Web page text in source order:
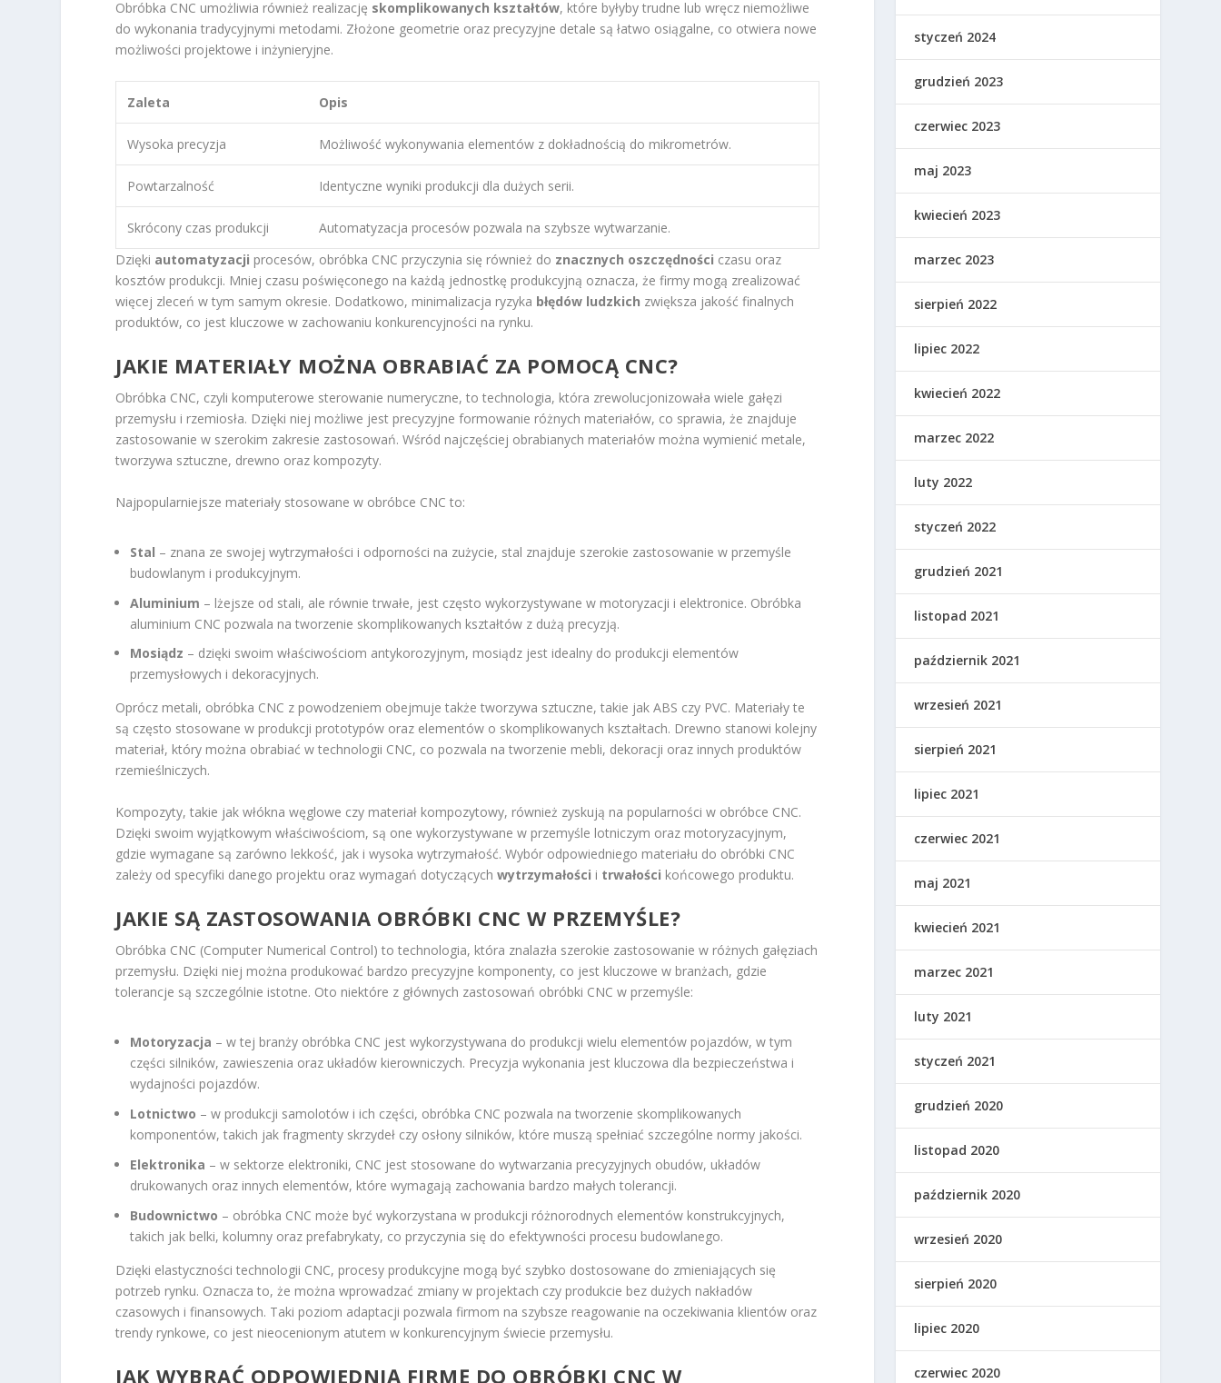
Obróbka CNC umożliwia również realizację skomplikowanych kształtów, które byłyby trudne lub wręcz niemożliwe
do wykonania tradycyjnymi metodami. Złożone geometrie oraz precyzyjne detale są łatwo osiągalne, co otwiera nowe
możliwości projektowe i inżynieryjne.
Zaleta Opis
Wysoka precyzja Możliwość wykonywania elementów z dokładnością do mikrometrów.
Powtarzalność Identyczne wyniki produkcji dla dużych serii.
Skrócony czas produkcji
Automatyzacja procesów pozwala na szybsze wytwarzanie.
Dzięki automatyzacji procesów, obróbka CNC przyczynia się również do znacznych oszczędności czasu oraz
kosztów produkcji. Mniej czasu poświęconego na każdą jednostkę produkcyjną oznacza, że firmy mogą zrealizować
więcej zleceń w tym samym okresie. Dodatkowo, minimalizacja ryzyka błędów ludzkich zwiększa jakość finalnych
produktów, co jest kluczowe w zachowaniu konkurencyjności na rynku.
JAKIE MATERIAŁY MOŻNA OBRABIAĆ ZA POMOCĄ CNC?
Obróbka CNC, czyli komputerowe sterowanie numeryczne, to technologia, która zrewolucjonizowała wiele gałęzi
przemysłu i rzemiosła. Dzięki niej możliwe jest precyzyjne formowanie różnych materiałów, co sprawia, że znajduje
zastosowanie w szerokim zakresie zastosowań. Wśród najczęściej obrabianych materiałów można wymienić metale,
tworzywa sztuczne, drewno oraz kompozyty.
Najpopularniejsze materiały stosowane w obróbce CNC to:
Stal – znana ze swojej wytrzymałości i odporności na zużycie, stal znajduje szerokie zastosowanie w przemyśle
budowlanym i produkcyjnym.
Aluminium – lżejsze od stali, ale równie trwałe, jest często wykorzystywane w motoryzacji i elektronice. Obróbka
aluminium CNC pozwala na tworzenie skomplikowanych kształtów z dużą precyzją.
Mosiądz – dzięki swoim właściwościom antykorozyjnym, mosiądz jest idealny do produkcji elementów
przemysłowych i dekoracyjnych.
Oprócz metali, obróbka CNC z powodzeniem obejmuje także tworzywa sztuczne, takie jak ABS czy PVC. Materiały te
są często stosowane w produkcji prototypów oraz elementów o skomplikowanych kształtach. Drewno stanowi kolejny
materiał, który można obrabiać w technologii CNC, co pozwala na tworzenie mebli, dekoracji oraz innych produktów
rzemieślniczych.
Kompozyty, takie jak włókna węglowe czy materiał kompozytowy, również zyskują na popularności w obróbce CNC.
Dzięki swoim wyjątkowym właściwościom, są one wykorzystywane w przemyśle lotniczym oraz motoryzacyjnym,
gdzie wymagane są zarówno lekkość, jak i wysoka wytrzymałość. Wybór odpowiedniego materiału do obróbki CNC
zależy od specyfiki danego projektu oraz wymagań dotyczącychwytrzymałości i trwałości końcowego produktu.
JAKIE SĄ ZASTOSOWANIA OBRÓBKI CNC W PRZEMYŚLE?
Obróbka CNC (Computer Numerical Control) to technologia, która znalazła szerokie zastosowanie w różnych gałęziach
przemysłu. Dzięki niej można produkować bardzo precyzyjne komponenty, co jest kluczowe w branżach, gdzie
tolerancje są szczególnie istotne. Oto niektóre z głównych zastosowań obróbki CNC w przemyśle:
Motoryzacja – w tej branży obróbka CNC jest wykorzystywana do produkcji wielu elementów pojazdów, w tym
części silników, zawieszenia oraz układów kierowniczych. Precyzja wykonania jest kluczowa dla bezpieczeństwa i
wydajności pojazdów.
Lotnictwo – w produkcji samolotów i ich części, obróbka CNC pozwala na tworzenie skomplikowanych
komponentów, takich jak fragmenty skrzydeł czy osłony silników, które muszą spełniać szczególne normy jakości.
Elektronika – w sektorze elektroniki, CNC jest stosowane do wytwarzania precyzyjnych obudów, układów
drukowanych oraz innych elementów, które wymagają zachowania bardzo małych tolerancji.
Budownictwo – obróbka CNC może być wykorzystana w produkcji różnorodnych elementów konstrukcyjnych,
takich jak belki, kolumny oraz prefabrykaty, co przyczynia się do efektywności procesu budowlanego.
Dzięki elastyczności technologii CNC, procesy produkcyjne mogą być szybko dostosowane do zmieniających się
potrzeb rynku. Oznacza to, że można wprowadzać zmiany w projektach czy produkcie bez dużych nakładów
czasowych i finansowych. Taki poziom adaptacji pozwala firmom na szybsze reagowanie na oczekiwania klientów oraz
trendy rynkowe, co jest nieocenionym atutem w konkurencyjnym świecie przemysłu.
JAK WYBRAĆ ODPOWIEDNIĄ FIRMĘ DO OBRÓBKI CNC W
styczeń 2024
grudzień 2023
czerwiec 2023
maj 2023
kwiecień 2023
marzec 2023
sierpień 2022
lipiec 2022
kwiecień 2022
marzec 2022
luty 2022
styczeń 2022
grudzień 2021
listopad 2021
październik 2021
wrzesień 2021
sierpień 2021
lipiec 2021
czerwiec 2021
maj 2021
kwiecień 2021
marzec 2021
luty 2021
styczeń 2021
grudzień 2020
listopad 2020
październik 2020
wrzesień 2020
sierpień 2020
lipiec 2020
czerwiec 2020